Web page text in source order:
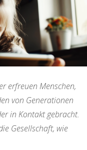
erfreuen Menschen,
von Generationen
in Kontakt gebracht.
Gesellschaft, wie